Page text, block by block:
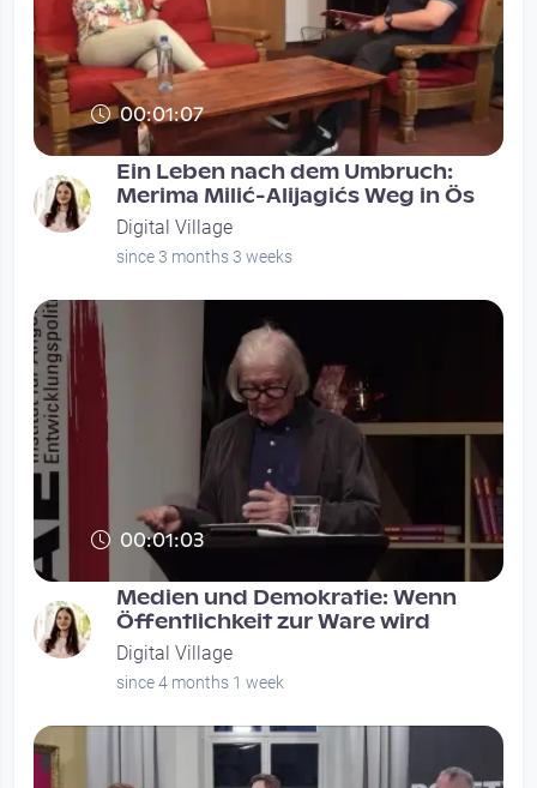
00:01:07
Ein Leben nach dem Umbruch:
Merima Milić-Alijagićs Weg in Ös
Digital Village
since 3 months 3 weeks
00:01:03
Medien und Demokratie: Wenn
Öffentlichkeit zur Ware wird
Digital Village
since 4 months 1 week